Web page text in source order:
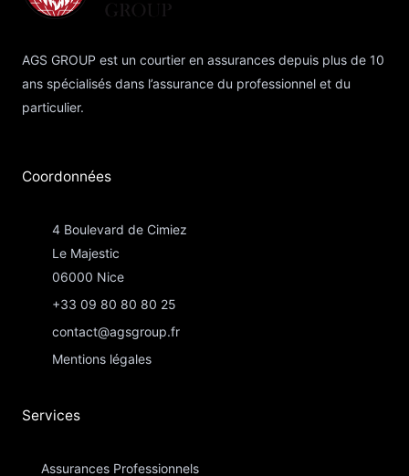
AGS GROUP est un courtier en assurances depuis plus de 10
ans spécialisés dans l’assurance du professionnel et du
particulier.
Coordonnées​
4 Boulevard de Cimiez
Le Majestic
06000 Nice
+33 09 80 80 80 25
contact@agsgroup.fr
Mentions légales
Services
Assurances Professionnels